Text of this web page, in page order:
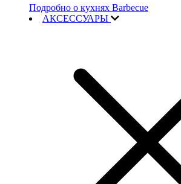
Подробно о кухнях Barbecue
АКСЕССУАРЫ